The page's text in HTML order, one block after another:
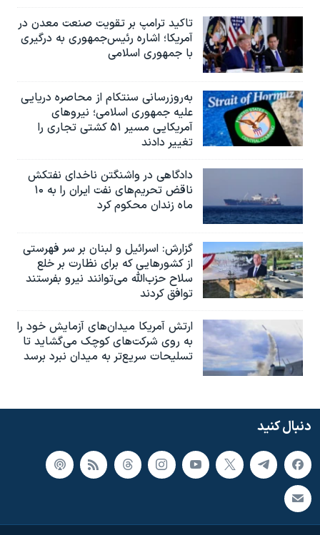
تاکید ترامپ بر تقویت صنعت معدن در
آمریکا؛ اشاره رئیس‌جمهوری به درگیری
با جمهوری اسلامی
به‌روزرسانی سنتکام از محاصره دریایی
علیه جمهوری اسلامی؛ نیروهای
آمریکایی مسیر ۵۱ کشتی تجاری را
تغییر دادند
دادگاهی در واشنگتن ناخدای نفتکش
ناقض تحریم‌های نفت ایران را به ۱۰
ماه زندان محکوم کرد
گزارش‌: اسرائيل و لبنان بر سر فهرستی
از کشورهایی که برای نظارت بر خلع
سلاح حزب‌الله می‌توانند نیرو بفرستند
توافق کردند
ارتش آمریکا میدان‌های آزمایش خود را
به روی شرکت‌های کوچک می‌گشاید تا
تسلیحات سریع‌تر به میدان نبرد برسد
دنبال کنید